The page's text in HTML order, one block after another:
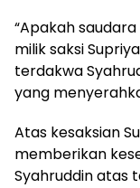
“Apakah
milik saksi
terdakwa
yang
Atas kesaksian
memberikan
Syahruddin atas